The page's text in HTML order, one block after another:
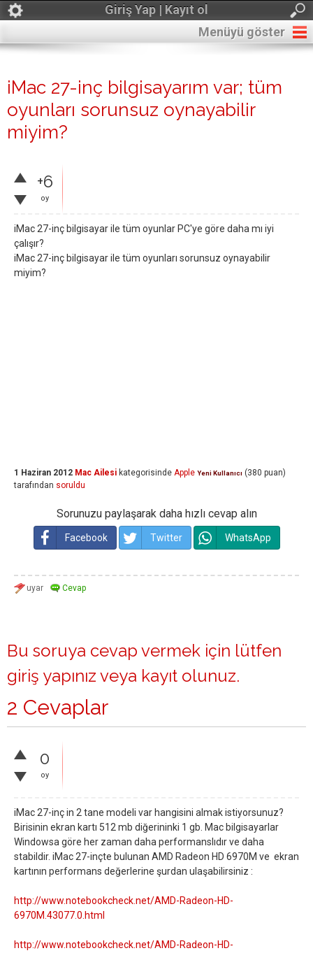
Giriş Yap | Kayıt ol
Menüyü göster
iMac 27-inç bilgisayarım var; tüm
oyunları sorunsuz oynayabilir
miyim?
+6
oy
iMac 27-inç bilgisayar ile tüm oyunlar PC'ye göre daha mı iyi
çalışır?
iMac 27-inç bilgisayar ile tüm oyunları sorunsuz oynayabilir
miyim?
1 Haziran 2012 Mac Ailesi kategorisinde Apple Yeni Kullanıcı (380 puan)
tarafından soruldu
Sorunuzu paylaşarak daha hızlı cevap alın
Facebook Twitter WhatsApp
Bu soruya cevap vermek için lütfen
giriş yapınız veya kayıt olunuz.
2 Cevaplar
0
oy
iMac 27-inç in 2 tane modeli var hangisini almak istiyorsunuz?
Birisinin ekran kartı 512 mb diğerininki 1 gb. Mac bilgisayarlar
Windowsa göre her zaman daha performanslıdır ve daha
stabildir. iMac 27-inçte bulunan AMD Radeon HD 6970M ve ekran
kartının performans değerlerine şurdan ulaşabilirsiniz :
http://www.notebookcheck.net/AMD-Radeon-HD-
6970M.43077.0.html
http://www.notebookcheck.net/AMD-Radeon-HD-